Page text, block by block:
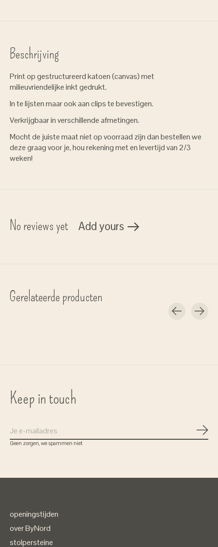
Beschrijving
Print op gestructureerd katoen (canvas) met
milieuvriendelijke inkt gedrukt.
In te lijsten maar ook aan clips te bevestigen.
Verkrijgbaar in verschillende afmetingen.
Mocht de juiste maat niet op voorraad zijn dan bestellen we
deze graag voor je, hou rekening met en levertijd van 2/3
weken!
No reviews yet Add yours
Gerelateerde producten
Keep in touch
Geen zorgen, we spammen niet
openingstijden
over ByNord
stolpersteine